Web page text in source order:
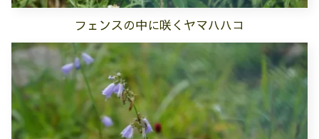
フェンスの中に咲くヤマハハコ